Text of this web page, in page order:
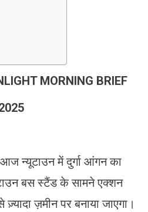
MORNING BRIEF
आज न्यूटाउन में दुर्गा आंगन का
बस स्टैंड के सामने एक्शन
ज़मीन पर बनाया जाएगा।